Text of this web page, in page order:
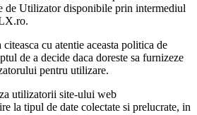
de Utilizator disponibile prin intermediul
cu atentie aceasta politica de
de a decide daca doreste sa furnizeze
pentru utilizare.
utilizatorii site-ului web
la tipul de date colectate si prelucrate, in